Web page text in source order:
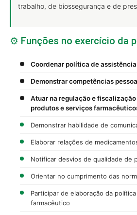
trabalho, de biossegurança e de
⚙️ Funções no exercício da
Coordenar política de
Demonstrar competências
Atuar na regulação e
produtos e serviços
Demonstrar habilidade de
Elaborar relações de
Notificar desvios de qualidade de
Orientar no cumprimento das
Participar de elaboração da
farmacêutico